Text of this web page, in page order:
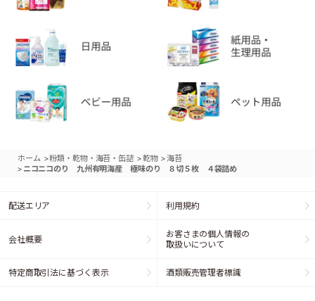
ホーム >粉類・乾物・海苔・缶詰 >乾物 >海苔
> ニコニコのり 九州有明海産 極味のり ８切５枚 ４袋詰め
配送エリア 利用規約
会社概要
お客さまの個人情報の
取扱いについて
特定商取引法に基づく表示 酒類販売管理者標識